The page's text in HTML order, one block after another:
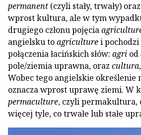
permanent (czyli stały, trwały) oraz
wprost kultura, ale w tym
drugiego członu pojęcia
angielsku toagriculturei
połączenia łacińskich słów: agri od
pole/ziemia uprawna, oraz cultura
Wobec tego angielskie określenie
oznacza wprost uprawę ziemi. W
permaculture, czyli permakultura,
więcej tyle, co trwałe lub stałe